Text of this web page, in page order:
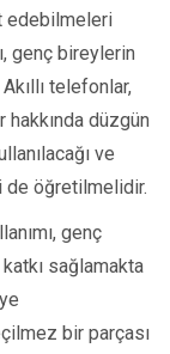
edebilmeleri
genç bireylerin
telefonlar,
düzgün
ve
de öğretilmelidir.
genç
sağlamakta
bir parçası